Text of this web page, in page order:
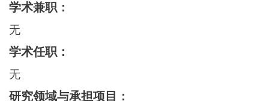
学术兼职：
无
学术任职：
无
研究领域与承担项目：